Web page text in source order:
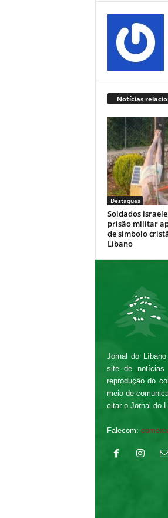
Notícias
Destaques
Soldados
prisão militar
de símbolo
Líbano
Jornal do
site de notícias
reprodução do
meio de
citar o Jornal do
Falecom: